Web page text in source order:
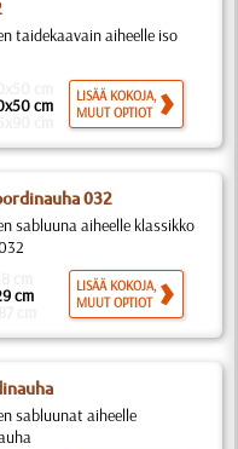
taidekaavain aiheelle iso
cm
LISÄÄ KOKOJA,
MUUT OPTIOT
032
sabluuna aiheelle klassikko
cm
LISÄÄ KOKOJA,
MUUT OPTIOT
sabluunat aiheelle